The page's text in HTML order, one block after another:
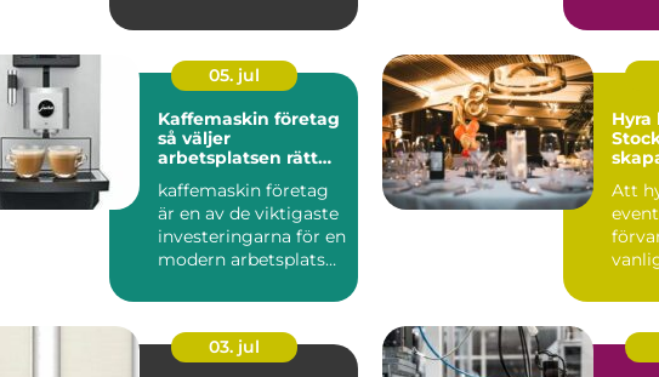
05. jul
Kaffemaskin företag
så väljer
arbetsplatsen rätt
kaffemaskin företag
är en av de viktigaste
investeringarna för en
modern arbetsplats
Hyra
Att
03. jul